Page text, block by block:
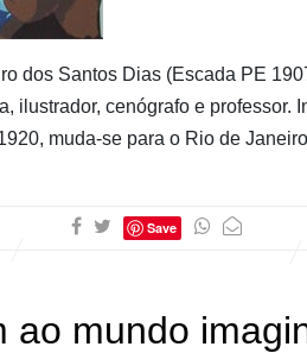
dos Santos Dias (Escada PE
ilustrador, cenógrafo e professor.
muda-se para o Rio de
Save
ao mundo